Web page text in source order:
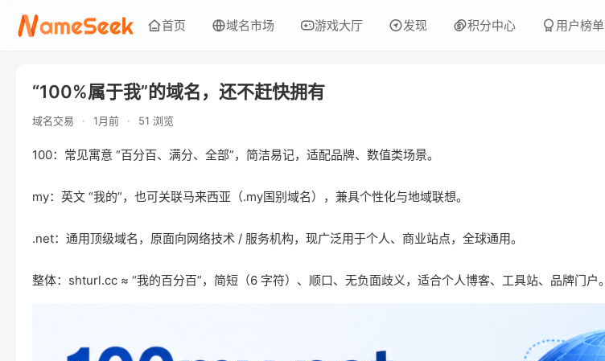
首页 域名市场 游戏大厅 发现 积分中心 用户榜单
“100%属于我”的域名，还不赶快拥有
域名交易 · 1月前 · 51 浏览
100：常见寓意 “百分百、满分、全部”，简洁易记，适配品牌、数值类场景。
my：英文 “我的”，也可关联马来西亚（.my国别域名），兼具个性化与地域联想。
.net：通用顶级域名，原面向网络技术 / 服务机构，现广泛用于个人、商业站点，全球通用。
整体：shturl.cc ≈ “我的百分百”，简短（6 字符）、顺口、无负面歧义，适合个人博客、工具站、品牌门户。